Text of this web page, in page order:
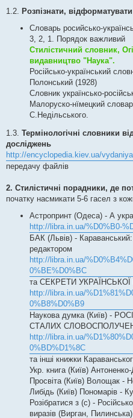
1.2. Розпізнати, відформатувати
Словарь росийсько-
3, 2, 1. Порядок важливий
Стилістичний словник,
видавництво "Наука".
Російсько-український
Полонський (1928)
Словник українсько-
Малоруско-нїмецкий
С.Недільського.
1.3. Термінологічні словники
досліджень
http://encyclopedia.kiev.ua/
передачу файлів
2. Стилістичні порадники, де
початку насмикати 5-6 гасел з
Астропринт (Одеса) - А
http://libra.in.ua/%D0%B0-
БАК (Львів) -
редактором
http://libra.in.ua/
0%BE%D0%BC
та СЕКРЕТИ
http://libra.in.ua/
0%B8%D0%B9
Наукова думка (Київ) -
СТАЛИХ
http://libra.in.ua/
0%BD%D1%8C
та інші книжки
Укр. книга (Київ)
Просвіта (Київ) Волощак -
Либідь (Київ) Пономарів -
Розібратися з (с) -
виразів (Вирган, Пилинська)